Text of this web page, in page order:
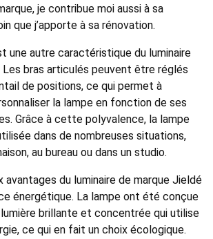
je contribue moi aussi à sa
que j’apporte à sa rénovation.
une autre caractéristique du luminaire
Les bras articulés peuvent être réglés
de positions, ce qui permet à
la lampe en fonction de ses
Grâce à cette polyvalence, la lampe
dans de nombreuses situations,
au bureau ou dans un studio.
avantages du luminaire de marque Jieldé
énergétique. La lampe ont été conçue
brillante et concentrée qui utilise
ce qui en fait un choix écologique.